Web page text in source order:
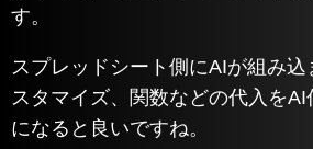
す。
スプレッドシート側にAIが組み
スタマイズ、関数などの代入をAI
になると良いですね。